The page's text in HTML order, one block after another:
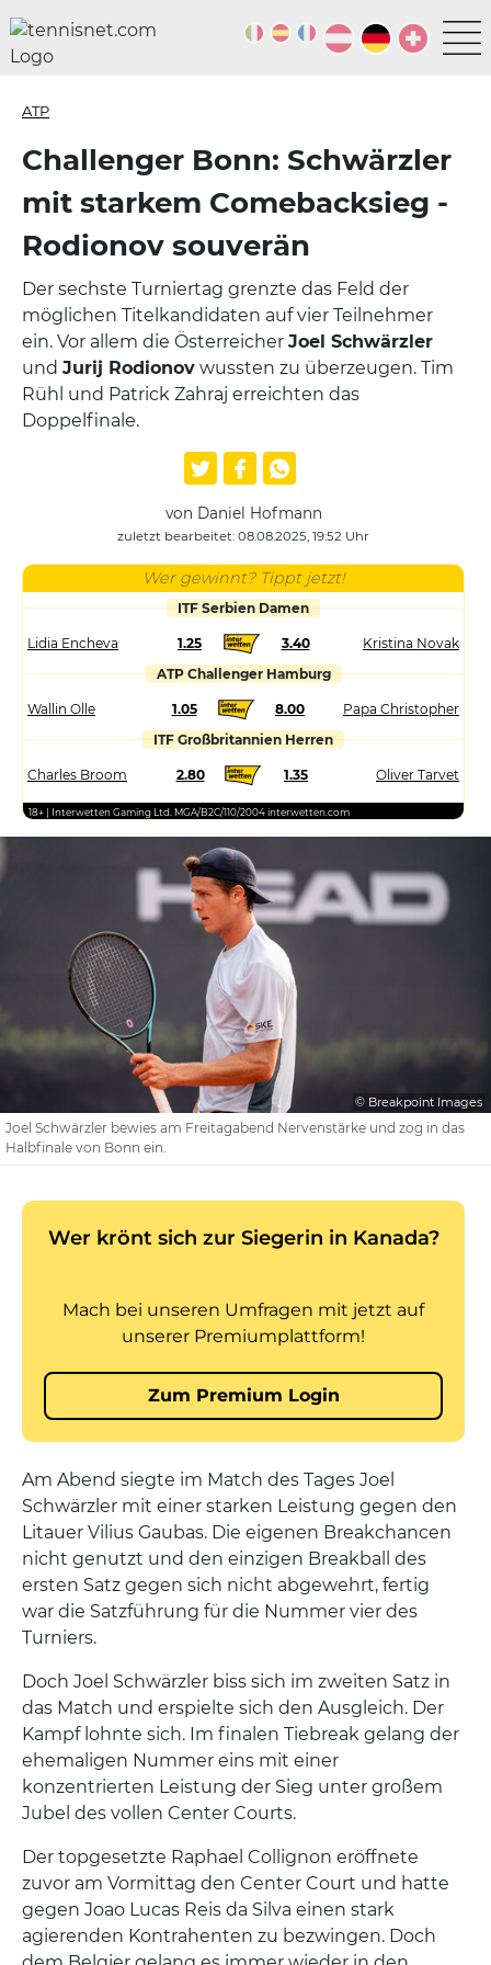
ATP
Challenger Bonn: Schwärzler
mit starkem Comebacksieg -
Rodionov souverän
Der sechste Turniertag grenzte das Feld der
möglichen Titelkandidaten auf vier Teilnehmer
ein. Vor allem die Österreicher Joel Schwärzler
und Jurij Rodionov wussten zu überzeugen. Tim
Rühl und Patrick Zahraj erreichten das
Doppelfinale.
von Daniel Hofmann
zuletzt bearbeitet: 08.08.2025, 19:52 Uhr
Wer gewinnt? Tippt jetzt!
ITF Serbien Damen
Lidia Encheva 1.25 3.40
Kristina Novak
ATP Challenger Hamburg
Wallin Olle 1.05 8.00
Papa Christopher
ITF Großbritannien Herren
Charles Broom 2.80 1.35 Oliver Tarvet
18+ | Interwetten Gaming Ltd. MGA/B2C/110/2004 interwetten.com
© Breakpoint Images
Joel Schwärzler bewies am Freitagabend Nervenstärke und zog in das
Halbfinale von Bonn ein.
Am Abend siegte im Match des Tages Joel
Schwärzler mit einer starken Leistung gegen den
Litauer Vilius Gaubas. Die eigenen Breakchancen
nicht genutzt und den einzigen Breakball des
ersten Satz gegen sich nicht abgewehrt, fertig
war die Satzführung für die Nummer vier des
Turniers.
Doch Joel Schwärzler biss sich im zweiten Satz in
das Match und erspielte sich den Ausgleich. Der
Kampf lohnte sich. Im finalen Tiebreak gelang der
ehemaligen Nummer eins mit einer
konzentrierten Leistung der Sieg unter großem
Jubel des vollen Center Courts.
Der topgesetzte Raphael Collignon eröffnete
zuvor am Vormittag den Center Court und hatte
gegen Joao Lucas Reis da Silva einen stark
agierenden Kontrahenten zu bezwingen. Doch